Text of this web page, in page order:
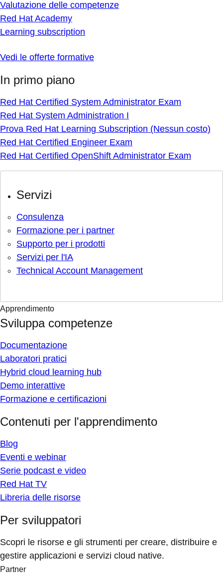
Valutazione delle competenze
Red Hat Academy
Learning subscription
Vedi le offerte formative
In primo piano
Red Hat Certified System Administrator Exam
Red Hat System Administration I
Prova Red Hat Learning Subscription (Nessun costo)
Red Hat Certified Engineer Exam
Red Hat Certified OpenShift Administrator Exam
Servizi
Consulenza
Formazione per i partner
Supporto per i prodotti
Servizi per l'IA
Technical Account Management
Apprendimento
Sviluppa competenze
Documentazione
Laboratori pratici
Hybrid cloud learning hub
Demo interattive
Formazione e certificazioni
Contenuti per l'apprendimento
Blog
Eventi e webinar
Serie podcast e video
Red Hat TV
Libreria delle risorse
Per sviluppatori
Scopri le risorse e gli strumenti per creare, distribuire e
gestire applicazioni e servizi cloud native.
Partner